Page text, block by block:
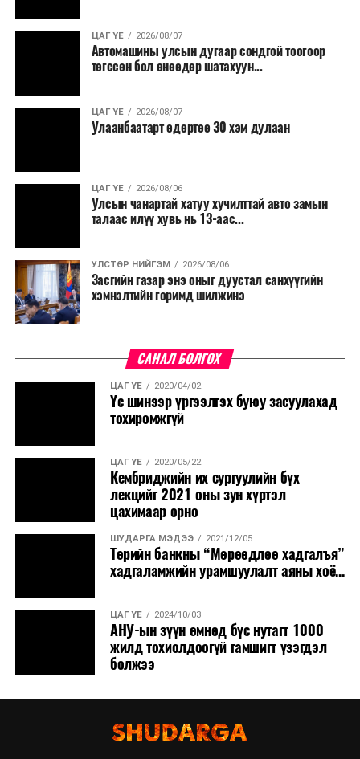
үргэлжилнэ гэж Ерөнхий сайд Н.Учрал онцоллоо.
Мөн бүх шатны төсвийн ерөнхийлөн захирагч нарт
салбар бүрдээ урсгал зардлыг 20 хувиар бууруулах,
нөхөн томилгоо хийхгүй байх, аялал, амралт, зугаалга,
хамт олны урлаг, спортын арга хэмжээг зохион
байгуулахгүй байх, төрийн албанд шинэ орон тоо бий
сургалтыг цахим хэлбэрт шилжүүлэх, төрийн албан
хаагчдыг зарим өдрүүдэд цахимаар ажиллуулах арга
хэмжээг үргэлжлүүлэхийг үүрэг болголоо.
Төсвийн сахилга бат сайжирч, эдийн засгийн нөхцөл
байдал хэвийн болсон тохиолдолд эдгээр
хязгаарлалтыг үе шаттайгаар сулруулах юм.
ЦАГ ҮЕ 2026/08/07
Автомашины улсын дугаар сондгой тоогоор
төгссөн бол өнөөдөр шатахуун...
ЦАГ ҮЕ 2026/08/07
Улаанбаатарт өдөртөө 30 хэм дулаан
ЦАГ ҮЕ 2026/08/06
Улсын чанартай хатуу хучилттай авто замын
талаас илүү хувь нь 13-аас...
УЛСТӨР НИЙГЭМ 2026/08/06
Засгийн газар энэ оныг дуустал санхүүгийн
хэмнэлтийн горимд шилжинэ
САНАЛ БОЛГОХ
ЦАГ ҮЕ 2020/04/02
Үс шинээр үргээлгэх буюу засуулахад
тохиромжгүй
ЦАГ ҮЕ 2020/05/22
Кембриджийн их сургуулийн бүх
лекцийг 2021 оны зун хүртэл
цахимаар орно
ШУДАРГА МЭДЭЭ 2021/12/05
Төрийн банкны “Мөрөөдлөө хадгалъя”
хадгаламжийн урамшуулалт аяны хоё...
ЦАГ ҮЕ 2024/10/03
АНУ-ын зүүн өмнөд бүс нутагт 1000
жилд тохиолдоогүй гамшигт үзэгдэл
болжээ